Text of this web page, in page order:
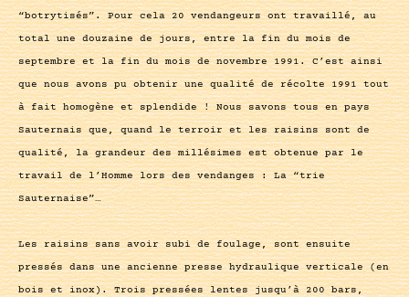
“botrytisés”. Pour cela 20 vendangeurs ont travaillé, au
total une douzaine de jours, entre la fin du mois de
septembre et la fin du mois de novembre 1991. C’est ainsi
que nous avons pu obtenir une qualité de récolte 1991 tout
à fait homogène et splendide ! Nous savons tous en pays
Sauternais que, quand le terroir et les raisins sont de
qualité, la grandeur des millésimes est obtenue par le
travail de l’Homme lors des vendanges : La “trie
Sauternaise”…
Les raisins sans avoir subi de foulage, sont ensuite
pressés dans une ancienne presse hydraulique verticale (en
bois et inox). Trois pressées lentes jusqu’à 200 bars,